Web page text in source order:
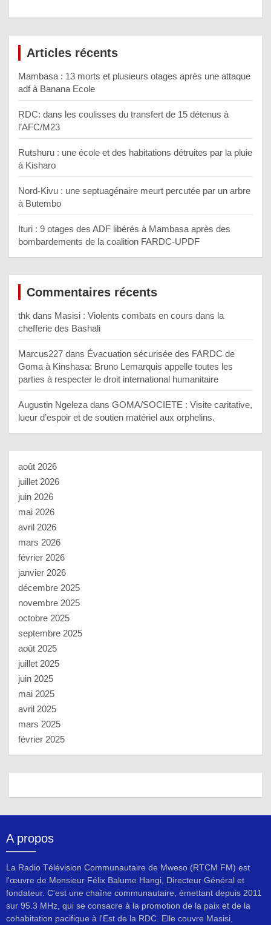
Articles récents
Mambasa : 13 morts et plusieurs otages après une attaque
adf à Banana Ecole
RDC: dans les coulisses du transfert de 15 détenus à
l’AFC/M23
Rutshuru : une école et des habitations détruites par la pluie
à Kisharo
Nord-Kivu : une septuagénaire meurt percutée par un arbre
à Butembo
Ituri : 9 otages des ADF libérés à Mambasa après des
bombardements de la coalition FARDC-UPDF
Commentaires récents
thk dans Masisi : Violents combats en cours dans la
chefferie des Bashali
Marcus227 dans Évacuation sécurisée des FARDC de
Goma à Kinshasa: Bruno Lemarquis appelle toutes les
parties à respecter le droit international humanitaire
Augustin Ngeleza dans GOMA/SOCIETE : Visite caritative,
lueur d’espoir et de soutien matériel aux orphelins.
août 2026
juillet 2026
juin 2026
mai 2026
avril 2026
mars 2026
février 2026
janvier 2026
décembre 2025
novembre 2025
octobre 2025
septembre 2025
août 2025
juillet 2025
juin 2025
mai 2025
avril 2025
mars 2025
février 2025
A propos
La Radio Télévision Communautaire de Mweso (RTCM FM) est
l'œuvre de Monsieur Félix Balume Hangi, Directeur Général et
fondateur. C'est une chaîne communautaire, émettant depuis 2011
sur 95.3 MHz, qui se consacre à la promotion de la paix et de la
cohabitation pacifique à l'Est de la RDC. Elle couvre Masisi,